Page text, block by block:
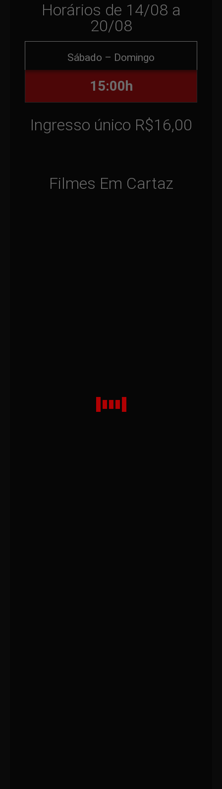
Horários de 14/08 a
20/08
Sábado – Domingo
15:00h
Ingresso único R$16,00
Filmes Em Cartaz